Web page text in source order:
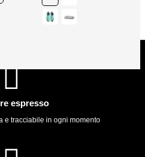
espresso
e tracciabile in ogni momento